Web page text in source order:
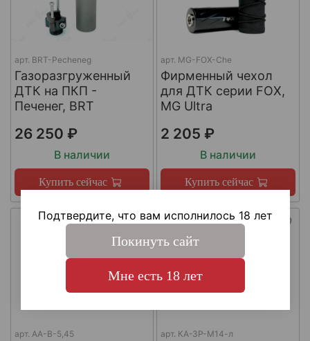
арт. BRT-Pecheneg
Газоразгруженный
ДТК на ПКП -
Печенег, BRT
26 250 ₽
В наличии
Купить сейчас
арт. MG-FOX-Che
Фирменный чехол
для ДТК серии FOX,
MG Ultra
2 205 ₽
В наличии
Купить сейчас
арт. AA-B-5,45 арт. КА-ЗР-М14-л
Подтвердите, что вам исполнилось 18 лет
Покинуть сайт
Мне есть 18 лет